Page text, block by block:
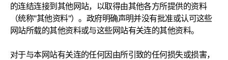
的连结连接到其他网站，以取得由其他各方所提供的资料
（统称"其他资料"）。政府明确声明并没有批准或认可这些
网站所载的其他资料或与这些网站有关连的其他资料。
对于与本网站有关连的任何因由所引致的任何损失或损害，